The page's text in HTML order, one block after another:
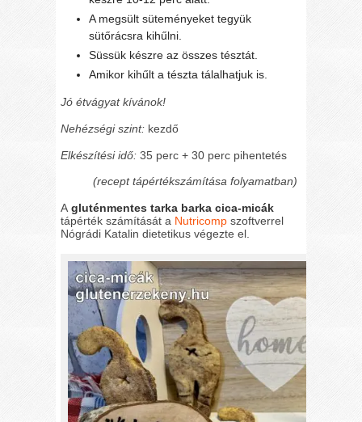
A megsült süteményeket tegyük
sütőrácsra kihűlni.
Süssük készre az összes tésztát.
Amikor kihűlt a tészta tálalhatjuk is.
Jó étvágyat kívánok!
Nehézségi szint: kezdő
Elkészítési idő: 35 perc + 30 perc pihentetés
(recept tápértékszámítása folyamatban)
A gluténmentes tarka barka cica-micák
tápérték számítását a Nutricomp szoftverrel
Nógrádi Katalin dietetikus végezte el.